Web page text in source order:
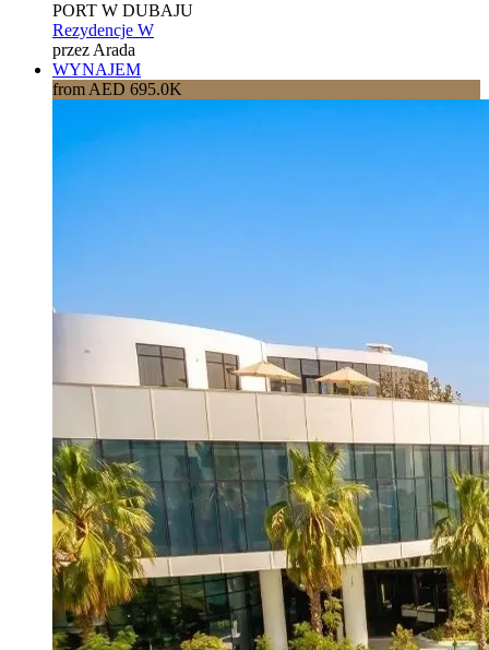
PORT W DUBAJU
Rezydencje W
przez Arada
WYNAJEM
from AED 695.0K